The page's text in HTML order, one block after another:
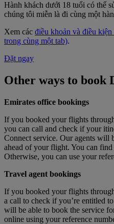
Hành khách dưới 18 tuổi có thể
chúng tôi miễn là đi cùng một
Xem các điều khoản và điều
trong cùng một tab).
Đặt ngay
Other ways to book
Emirates office bookings
If you booked your flights
you can call and check if your
Connect service. Our agents will
ahead of your flight. You can find
Otherwise, you can use your
Travel agent bookings
If you booked your flights
a call to check if you’re entitled
will be able to book the service
online using your reference